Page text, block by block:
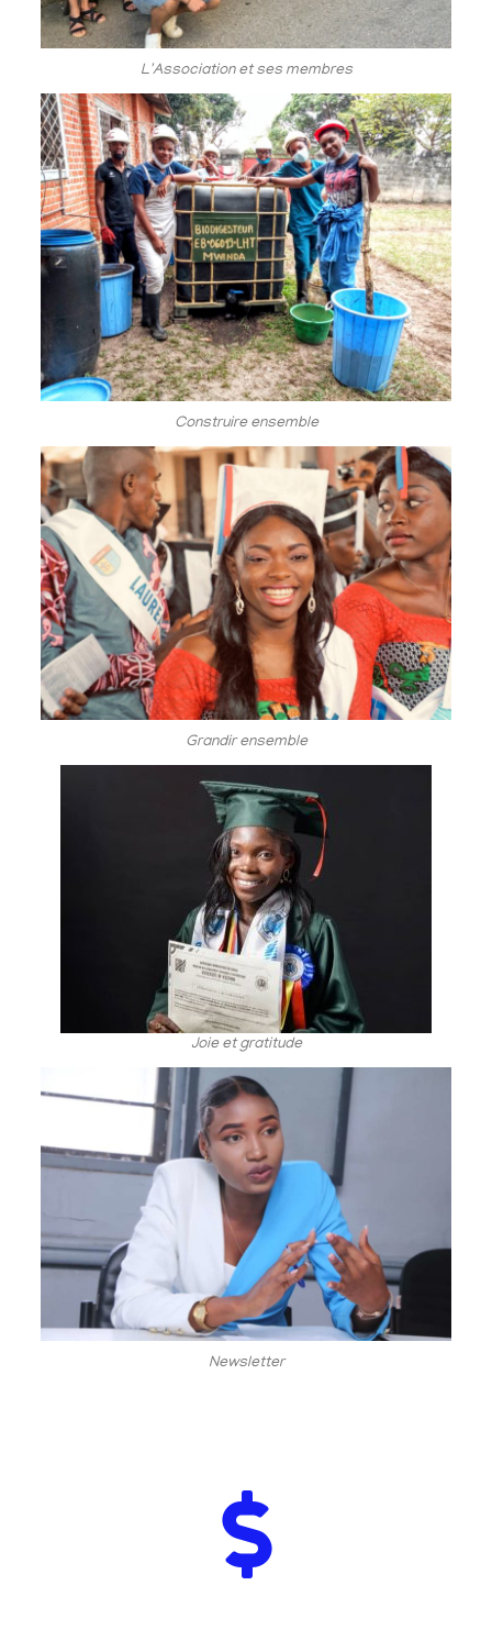
L'Association et ses membres
Construire ensemble
Grandir ensemble
Joie et gratitude
Newsletter